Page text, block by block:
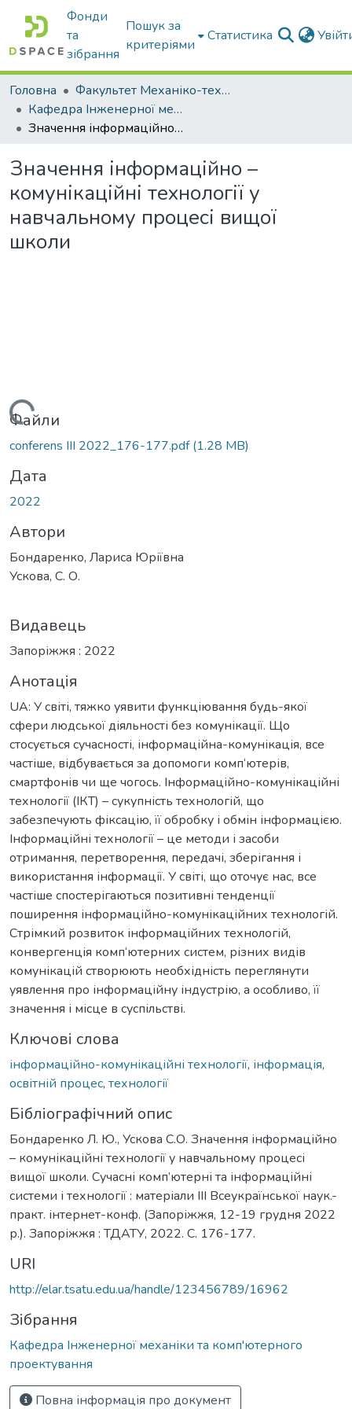
Фонди
та
зібрання
Пошук за
критеріями
Статистика
Головна
Факультет Механіко-технологічний
Кафедра Інженерної механіки та комп'ютерного проектування
Значення інформаційно – комунікаційні технології у навчальному процесі вищої школи
Значення інформаційно –
комунікаційні технології у
навчальному процесі вищої
школи
Вантажиться...
Файли
conferens III 2022_176-177.pdf(1.28 MB)
Дата
2022
Автори
Бондаренко, Лариса Юріївна
Ускова, С. О.
Видавець
Запоріжжя : 2022
Анотація
UA: У світі, тяжко уявити функціювання будь-якої
сфери людської діяльності без комунікації. Що
стосується сучасності, інформаційна-комунікація, все
частіше, відбувається за допомоги комп‘ютерів,
смартфонів чи ще чогось. Інформаційно-комунікаційні
технології (ІКТ) – сукупність технологій, що
забезпечують фіксацію, її обробку і обмін інформацією.
Інформаційні технології – це методи і засоби
отримання, перетворення, передачі, зберігання і
використання інформації. У світі, що оточує нас, все
частіше спостерігаються позитивні тенденції
поширення інформаційно-комунікаційних технологій.
Стрімкий розвиток інформаційних технологій,
конвергенція комп‘ютерних систем, різних видів
комунікацій створюють необхідність переглянути
уявлення про інформаційну індустрію, а особливо, її
значення і місце в суспільстві.
Ключові слова
інформаційно-комунікаційні технології, інформація,
освітній процес, технології
Бібліографічний опис
Бондаренко Л. Ю., Ускова С.О. Значення інформаційно
– комунікаційні технології у навчальному процесі
вищої школи. Сучасні комп’ютерні та інформаційні
системи і технології : матеріали ІІІ Всеукраїнської наук.-
практ. інтернет-конф. (Запоріжжя, 12-19 грудня 2022
р.). Запоріжжя : ТДАТУ, 2022. С. 176-177.
URI
http://elar.tsatu.edu.ua/handle/123456789/16962
Зібрання
Кафедра Інженерної механіки та комп'ютерного
проектування
Повна інформація про документ